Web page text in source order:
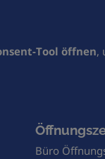
Tool öffnen,
Büro